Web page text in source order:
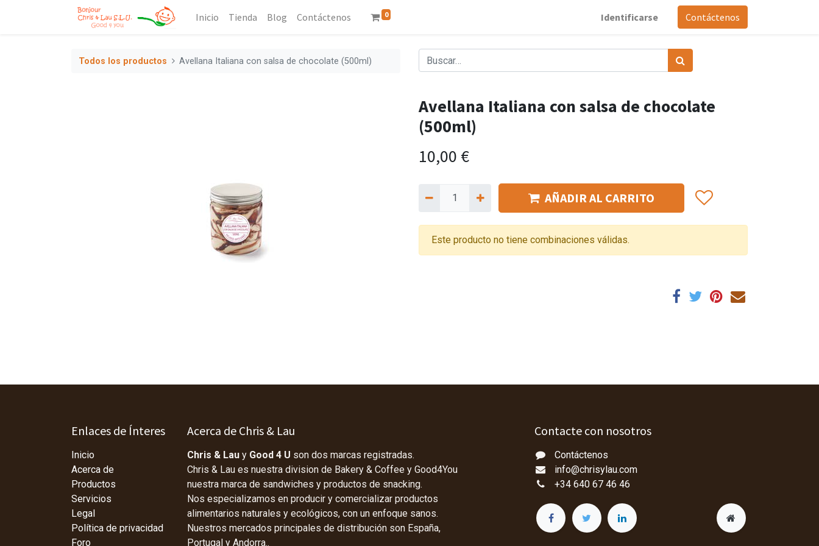
Inicio Tienda Blog Contáctenos 0 Identificarse Contáctenos
Todos los productos Avellana Italiana con salsa de chocolate (500ml)
Avellana Italiana con salsa de chocolate
(500ml)
10,00 €
AÑADIR AL CARRITO
Este producto no tiene combinaciones válidas.
Enlaces de Ínteres
Inicio
Acerca de
Productos
Servicios
Legal
Política de privacidad
Foro
Acerca de Chris & Lau
Chris & Lau y Good 4 U son dos marcas registradas.
Chris & Lau es nuestra division de Bakery & Coffee y Good4You
nuestra marca de sandwiches y productos de snacking.
Nos especializamos en producir y comercializar productos
alimentarios naturales y ecológicos, con un enfoque sanos.
Nuestros mercados principales de distribución son España,
Portugal y Andorra..
Contacte con nosotros
Contáctenos
info@chrisylau.com
+34 640 67 46 46